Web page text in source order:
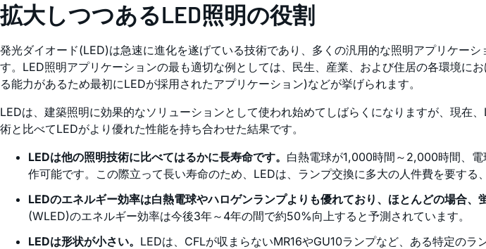
拡大しつつあるLED照明の役割
発光ダイオード(LED)は急速に進化を遂げている技術であり、多くの汎用的な照明アプリケー
す。LED照明アプリケーションの最も適切な例としては、民生、産業、および住居の各環境
る能力があるため最初にLEDが採用されたアプリケーション)などが挙げられます。
LEDは、建築照明に効果的なソリューションとして使われ始めてしばらくになりますが、現
術と比べてLEDがより優れた性能を持ち合わせた結果です。
LEDは他の照明技術に比べてはるかに長寿命です。 白熱電球が1,000時間～2,000時間、
作可能です。この際立って長い寿命のため、LEDは、ランプ交換に多大の人件費を要する
LEDのエネルギー効率は白熱電球やハロゲンランプよりも優れており、ほとんどの場合、
(WLED)のエネルギー効率は今後3年～4年の間で約50%向上すると予測されています。
LEDは形状が小さい。 LEDは、CFLが収まらないMR16やGU10ランプなど、ある特定のラ